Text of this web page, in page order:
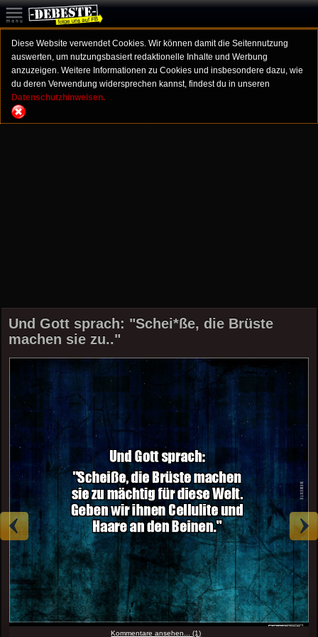
Diese Website verwendet Cookies. Wir können damit die Seitennutzung
auswerten, um nutzungsbasiert redaktionelle Inhalte und Werbung
anzuzeigen. Weitere Informationen zu Cookies und insbesondere dazu, wie
du deren Verwendung widersprechen kannst, findest du in unseren
Datenschutzhinweisen.
Und Gott sprach: "Schei*ße, die Brüste
machen sie zu.."
Kommentare ansehen... (1)